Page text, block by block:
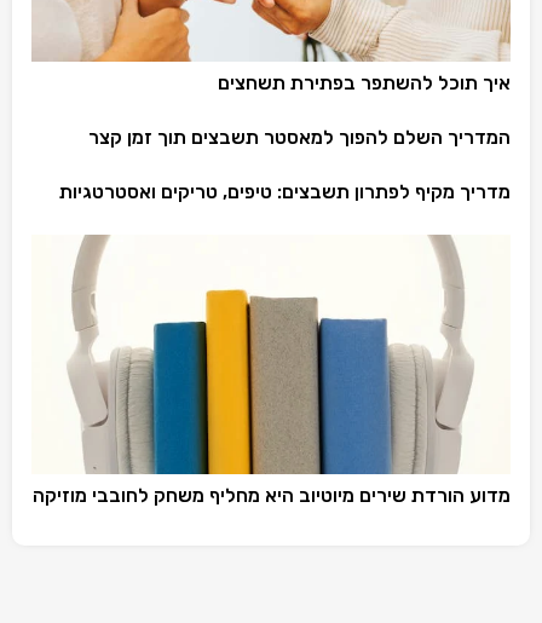
איך תוכל להשתפר בפתירת תשחצים
המדריך השלם להפוך למאסטר תשבצים תוך זמן קצר
מדריך מקיף לפתרון תשבצים: טיפים, טריקים ואסטרטגיות
מדוע הורדת שירים מיוטיוב היא מחליף משחק לחובבי מוזיקה